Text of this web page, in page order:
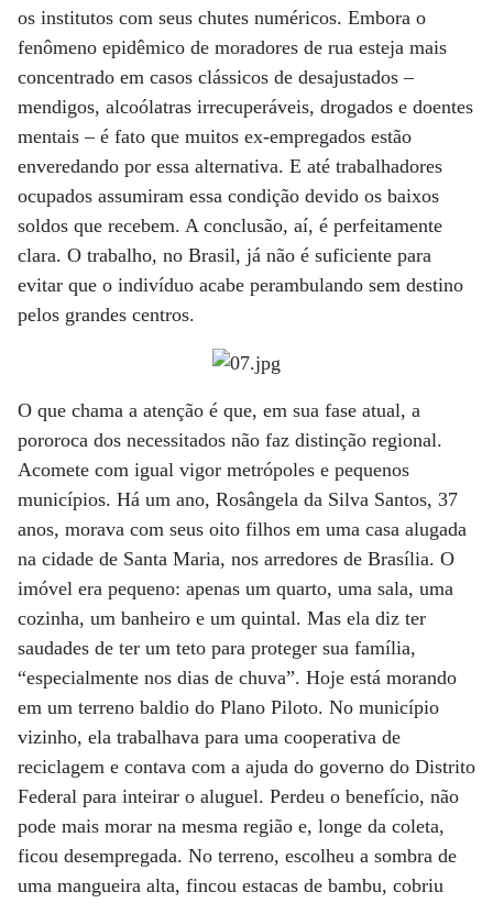
os institutos com seus chutes numéricos. Embora o
fenômeno epidêmico de moradores de rua esteja mais
concentrado em casos clássicos de desajustados –
mendigos, alcoólatras irrecuperáveis, drogados e doentes
mentais – é fato que muitos ex-empregados estão
enveredando por essa alternativa. E até trabalhadores
ocupados assumiram essa condição devido os baixos
soldos que recebem. A conclusão, aí, é perfeitamente
clara. O trabalho, no Brasil, já não é suficiente para
evitar que o indivíduo acabe perambulando sem destino
pelos grandes centros.
O que chama a atenção é que, em sua fase atual, a
pororoca dos necessitados não faz distinção regional.
Acomete com igual vigor metrópoles e pequenos
municípios. Há um ano, Rosângela da Silva Santos, 37
anos, morava com seus oito filhos em uma casa alugada
na cidade de Santa Maria, nos arredores de Brasília. O
imóvel era pequeno: apenas um quarto, uma sala, uma
cozinha, um banheiro e um quintal. Mas ela diz ter
saudades de ter um teto para proteger sua família,
“especialmente nos dias de chuva”. Hoje está morando
em um terreno baldio do Plano Piloto. No município
vizinho, ela trabalhava para uma cooperativa de
reciclagem e contava com a ajuda do governo do Distrito
Federal para inteirar o aluguel. Perdeu o benefício, não
pode mais morar na mesma região e, longe da coleta,
ficou desempregada. No terreno, escolheu a sombra de
uma mangueira alta, fincou estacas de bambu, cobriu